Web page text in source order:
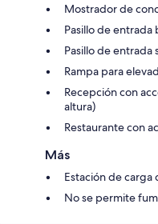
Mostrador de
Pasillo de entrada
Pasillo de entrada
Rampa para
Recepción con
altura)
Restaurante con
Más
Estación de carga
No se permite